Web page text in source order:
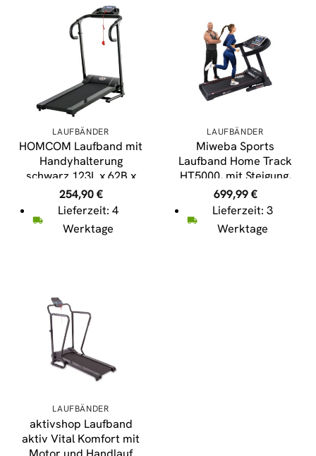
LAUFBÄNDER
HOMCOM Laufband mit
Handyhalterung
schwarz 123L x 62B x
117H cm
254,90€
Lieferzeit: 4
Werktage
LAUFBÄNDER
Miweba Sports
Laufband Home Track
HT5000, mit Steigung,
2000 Watt, große
Lauffläche, 1-18 km/h
(Schwarz)
699,99€
Lieferzeit: 3
Werktage
LAUFBÄNDER
aktivshop Laufband
aktiv Vital Komfort mit